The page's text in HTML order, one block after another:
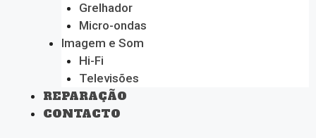
Grelhador
Micro-ondas
Imagem e Som
Hi-Fi
Televisões
REPARAÇÃO
CONTACTO